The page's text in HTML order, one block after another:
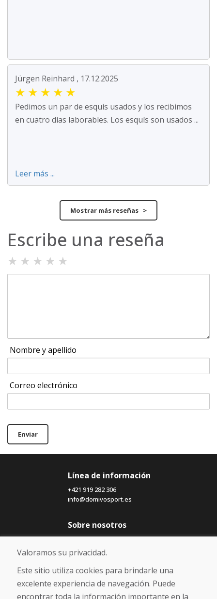
Jürgen Reinhard , 17.12.2025
★ ★ ★ ★ ★
Pedimos un par de esquís usados y los recibimos
en cuatro días laborables. Los esquís son usados ...
Leer más ...
Mostrar más reseñas >
Escribe una reseña
★ ★ ★ ★ ★
Nombre y apellido
Correo electrónico
Enviar
Línea de información
+421 919 282 306
info@domivosport.es
Sobre nosotros
Blog
Sobre nosotros
Comercio
Contacto
Compra
Valoramos su privacidad.
Este sitio utiliza cookies para brindarle una
excelente experiencia de navegación. Puede
encontrar toda la información importante en la